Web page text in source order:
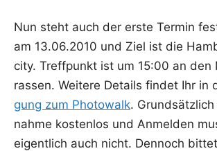
Nun steht auch der ers­te Ter­min
am 13.06.2010 und Ziel ist die
ci­ty. Treff­punkt ist um 15:00 an
ras­sen. Wei­te­re Details fin­det Ihr in
gung zum Pho­to­walk.
nah­me kos­ten­los und Anmel­den
eigent­lich auch nicht. Den­noch